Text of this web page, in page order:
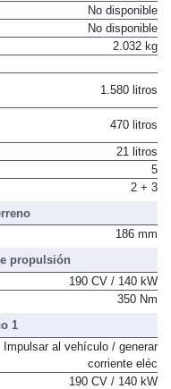
No disponible
No disponible
2.032 kg
1.580 litros
470 litros
21 litros
5
2 + 3
186 mm
propulsión
190 CV / 140 kW
350 Nm
1
Impulsar al vehículo / generar
corriente eléc
190 CV / 140 kW